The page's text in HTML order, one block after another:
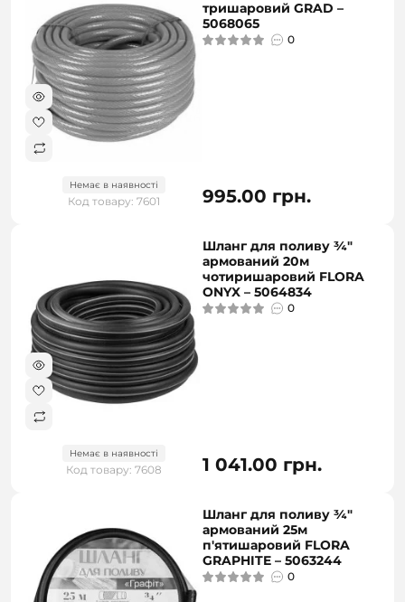
Немає в наявності
Код товару: 7601
тришаровий GRAD –
5068065
0
995.00 грн.
Немає в наявності
Код товару: 7608
Шланг для поливу ¾"
армований 20м
чотиришаровий FLORA
ONYX – 5064834
0
1 041.00 грн.
Шланг для поливу ¾"
армований 25м
п'ятишаровий FLORA
GRAPHITE – 5063244
0